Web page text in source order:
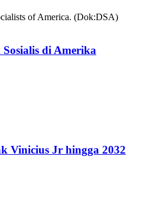
di Amerika
Vinicius Jr hingga 2032